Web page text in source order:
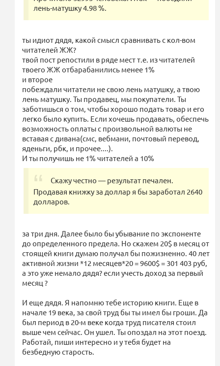
лень-матушку 4.98 %.
ты идиот дядя, какой смысл сравнивать с кол-вом
читателей ЖЖ?
твой пост репостили в ряде мест т.е. из читателей
твоего ЖЖ отбарабанились менее 1%
и второе
побеждали читатели не свою лень матушку, а твою
лень матушку. Ты продавец, мы покупатели. Ты
заботишься о том, чтобы хорошо подать товар и его
легко было купить. Если хочешь продавать, обеспечь
возможность оплаты с произвольной валюты не
вставая с дивана(смс, вебмани, почтовый перевод,
яденьги, рбк, и прочее....).
И ты получишь не 1% читателей а 10%
Скажу честно — результат печален.
Продавая книжку за доллар я бы заработал 2640
долларов.
за три дня. Далее было бы убывание по экспоненте
до определенного предела. Но скажем 20$ в месяц от
стоящей книги думаю получал бы пожизненно. 40 лет
активной жизни *12 месяцев*20 = 9600$ = 301 403 руб,
а это уже немало дядя? если учесть доход за первый
месяц ?
И еще дядя. Я напомню тебе историю книги. Еще в
начале 19 века, за свой труд бы ты имел бы гроши. Да
был период в 20-м веке когда труд писателя стоил
выше чем сейчас. Он ушел. Ты опоздал на этот поезд.
Работай, пиши интересно и у тебя будет на
безбедную старость.